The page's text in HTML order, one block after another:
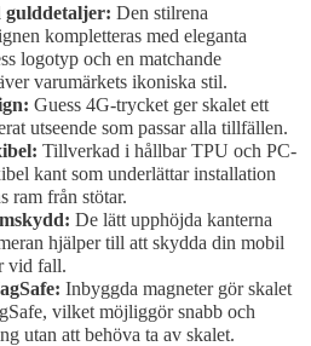
gulddetaljer: Den stilrena
kompletteras med eleganta
logotyp och en matchande
varumärkets ikoniska stil.
Guess 4G-trycket ger skalet ett
utseende som passar alla tillfällen.
Tillverkad i hållbar TPU och PC-
kant som underlättar installation
ram från stötar.
De lätt upphöjda kanterna
hjälper till att skydda din mobil
vid fall.
Inbyggda magneter gör skalet
vilket möjliggör snabb och
utan att behöva ta av skalet.